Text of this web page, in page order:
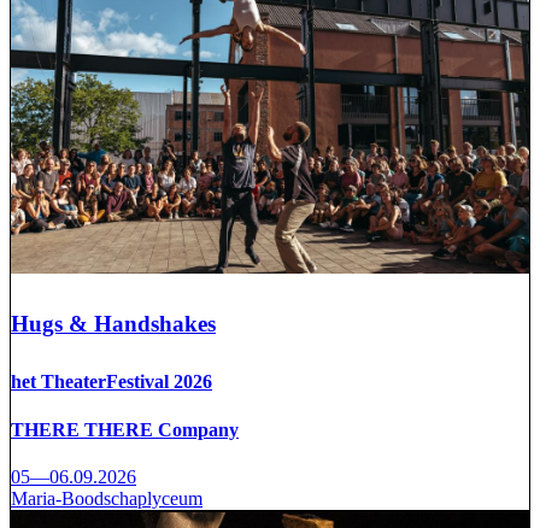
Hugs & Handshakes
het TheaterFestival 2026
THERE THERE Company
05—06.09.2026
Maria-Boodschaplyceum